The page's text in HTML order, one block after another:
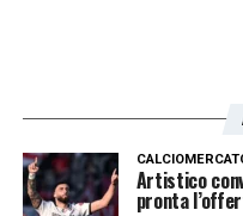
Artistico
pronta